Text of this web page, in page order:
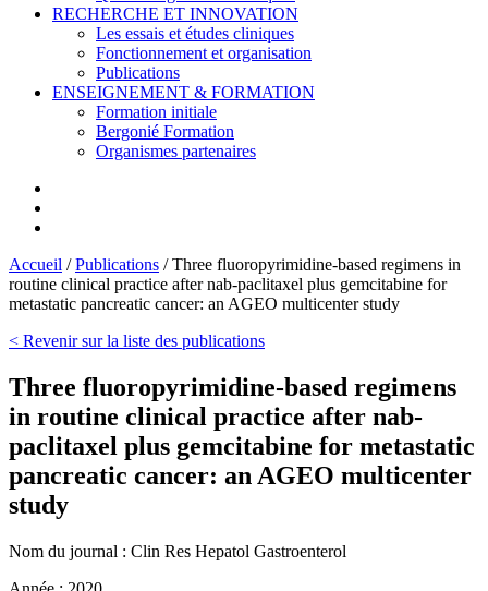
RECHERCHE ET INNOVATION
Les essais et études cliniques
Fonctionnement et organisation
Publications
ENSEIGNEMENT & FORMATION
Formation initiale
Bergonié Formation
Organismes partenaires
Accueil /Publications /Three fluoropyrimidine-based regimens in
routine clinical practice after nab-paclitaxel plus gemcitabine for
metastatic pancreatic cancer: an AGEO multicenter study
< Revenir sur la liste des publications
Three fluoropyrimidine-based regimens
in routine clinical practice after nab-
paclitaxel plus gemcitabine for metastatic
pancreatic cancer: an AGEO multicenter
study
Nom du journal : Clin Res Hepatol Gastroenterol